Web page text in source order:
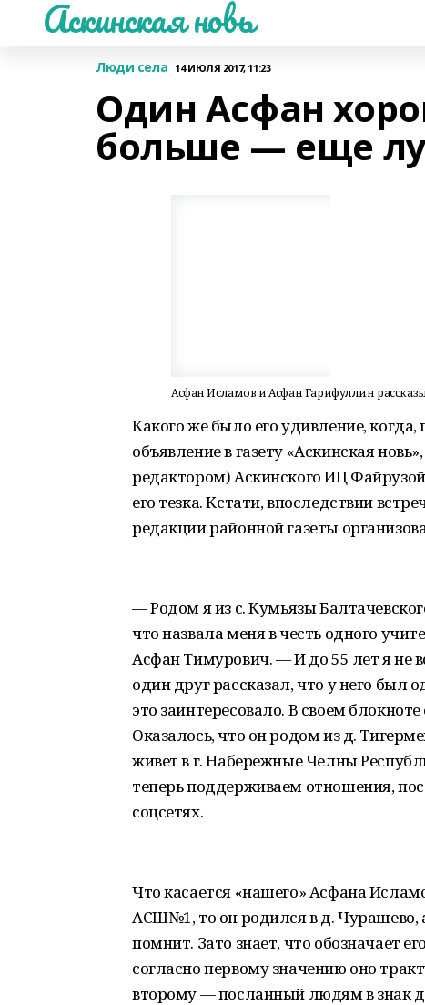
Аскинская новь
Люди села 14 ИЮЛЯ 2017, 11:23
Один Асфан
больше — еще
Асфан Исламов и Асфан Гарифуллин
Какого же было его удивление, когда,
объявление в газету «Аскинская
редактором) Аскинского ИЦ
его тезка. Кстати, впоследствии
редакции районной газеты
— Родом я из с. Кумьязы
что назвала меня в честь одного
Асфан Тимурович. — И до 55 лет я не
один друг рассказал, что у него был
это заинтересовало. В своем
Оказалось, что он родом из д.
живет в г. Набережные Челны
теперь поддерживаем отношения,
соцсетях.
Что касается «нашего» Асфана
АСШ№1, то он родился в д. Чурашево,
помнит. Зато знает, что обозначает
согласно первому значению оно
второму — посланный людям в знак